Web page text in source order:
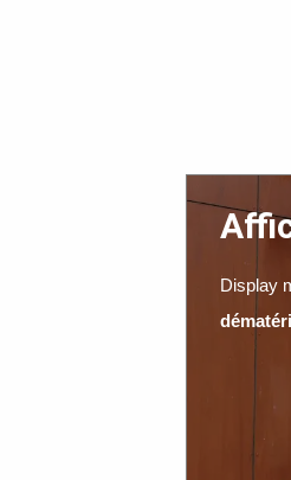
Display